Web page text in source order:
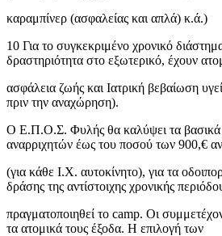
καραμπίνερ (ασφαλείας και απλά) κ.ά.)
10 Για το συγκεκριμένο χρονικό
δραστηριότητα στο εξωτερικό, έχουν
ασφάλεια ζωής και Ιατρική βεβαίωση
πριν την αναχώρηση).
Ο Ε.Π.Ο.Σ. Φυλής θα καλύψει τα βασικά
αναρριχητών έως του ποσού των 900,€
(για κάθε Ι.Χ. αυτοκίνητο), για τα
δράσης της αντίστοιχης χρονικής
πραγματοποιηθεί το camp. Οι
τα ατομικά τους έξοδα. Η επιλογή των